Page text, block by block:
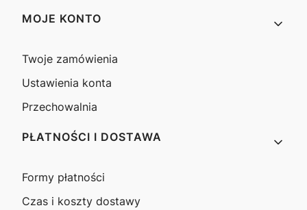
MOJE KONTO
Twoje zamówienia
Ustawienia konta
Przechowalnia
PŁATNOŚCI I DOSTAWA
Formy płatności
Czas i koszty dostawy